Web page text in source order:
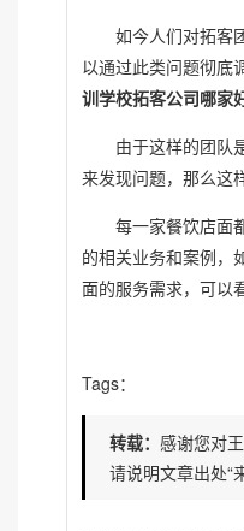
如今人们对拓客
以通过此类问题彻底
训学校拓客公司哪家
由于这样的团队
来发现问题，那么这
每一家餐饮店面
的相关业务和案例，
面的服务需求，可以
Tags：
转载：感谢您对
请说明文章出处“